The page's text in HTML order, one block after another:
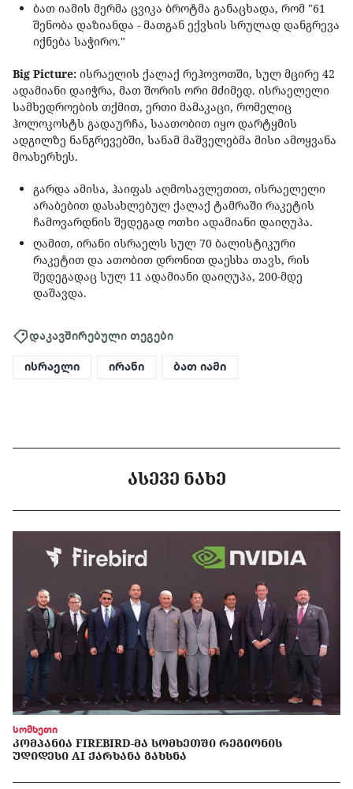
ბათ იამის მერმა ცვიკა ბროტმა განაცხადა, რომ "61
შენობა დაზიანდა - მათგან ექვსის სრულად დანგრევა
იქნება საჭირო."
Big Picture: ისრაელის ქალაქ რეჰოვოთში, სულ მცირე 42
ადამიანი დაიჭრა, მათ შორის ორი მძიმედ. ისრაელელი
სამხედროების თქმით, ერთი მამაკაცი, რომელიც
ჰოლოკოსტს გადაურჩა, საათობით იყო დარტყმის
ადგილზე ნანგრევებში, სანამ მაშველებმა მისი ამოყვანა
მოახერხეს.
გარდა ამისა, ჰაიფას აღმოსავლეთით, ისრაელელი
არაბებით დასახლებულ ქალაქ ტამრაში რაკეტის
ჩამოვარდნის შედეგად ოთხი ადამიანი დაიღუპა.
ღამით, ირანი ისრაელს სულ 70 ბალისტიკური
რაკეტით და ათობით დრონით დაესხა თავს, რის
შედეგადაც სულ 11 ადამიანი დაიღუპა, 200-მდე
დაშავდა.
დაკავშირებული თეგები
ისრაელი ირანი ბათ იამი
ᲐᲡᲔᲕᲔ ᲜᲐᲮᲔ
სომხეთი
ᲙᲝᲛᲞᲐᲜᲘᲐ FIREBIRD-ᲛᲐ ᲡᲝᲛᲮᲔᲗᲨᲘ ᲠᲔᲒᲘᲝᲜᲘᲡ
ᲣᲓᲘᲓᲔᲡᲘ AI ᲥᲐᲠᲮᲐᲜᲐ ᲒᲐᲮᲡᲜᲐ